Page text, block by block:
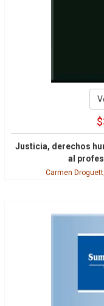
Justicia, derechos
al
Carmen